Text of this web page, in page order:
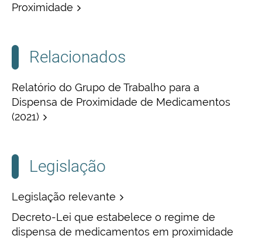
Proximidade
Relacionados
Relatório do Grupo de Trabalho para a
Dispensa de Proximidade de Medicamentos
(2021)
Legislação
Legislação relevante
Decreto-Lei que estabelece o regime de
dispensa de medicamentos em proximidade